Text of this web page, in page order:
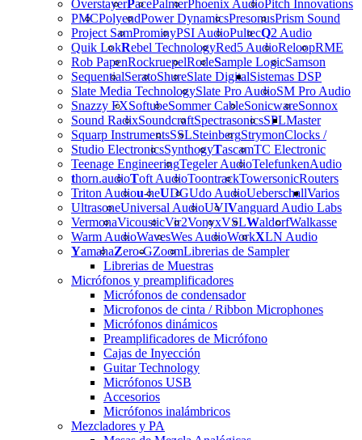
OverstayerPacePalmerPhoenix AudioPitch Innovations
PMCPolyendPower DynamicsPresonusPrism Sound
Project SamProminyPSI AudioPultecQ2 Audio
Quik LokRebel TechnologyRed5 AudioReloopRME
Rob PapenRockruepelRodeSample LogicSamson
SequentialSeratoShureSlate Digital
Slate Media TechnologySlate Pro AudioSM Pro Audio
Snazzy FXSoftubeSommer CableSonicwareSonnox
Sound RadixSoundcraftSpectrasonicsSPL
Squarp InstrumentsSSLSteinbergStrymon
Studio ElectronicsSynthogyTascamTC Electronic
Teenage EngineeringTegeler AudioTelefunken
thorn.audioToft AudioToontrackTowersonic
Triton Audiou-heUDGUdo AudioUeberschall
UltrasoneUniversal AudioUVIVanguard Audio Labs
VermonaVicousticVir2VonyxVSLWaldorfWalkasse
Warm AudioWavesWes AudioWorkXLN Audio
YamahaZero-GZoom
Sistemas DSP
Master
Clocks /
Audio
Routers
Varios
Librerias de Sampler
Librerias de Muestras
Micrófonos y preamplificadores
Micrófonos de condensador
Microfonos de cinta / Ribbon Microphones
Micrófonos dinámicos
Preamplificadores de Micrófono
Cajas de Inyección
Guitar Technology
Micrófonos USB
Accesorios
Micrófonos inalámbricos
Mezcladores y PA